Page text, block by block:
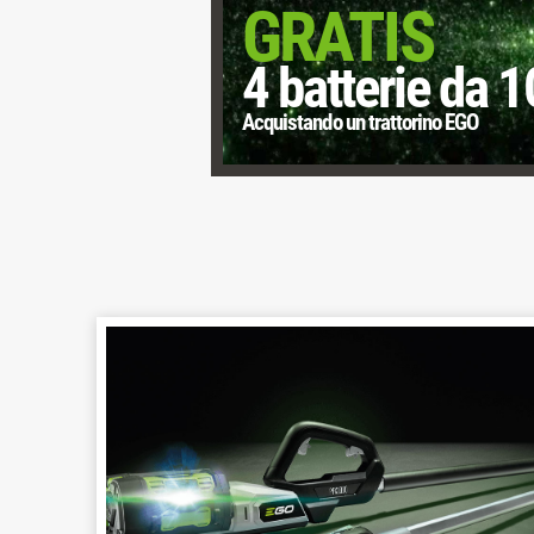
GRATIS
4 batterie da
Acquistando un trattorino EGO